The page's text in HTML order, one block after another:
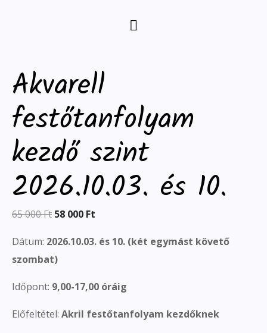
Akvarell
festőtanfolyam
kezdő szint
2026.10.03. és 10.
65 000Ft 58 000 Ft
Dátum: 2026.10.03. és 10. (két egymást követő
szombat)
Időpont: 9,00-17,00 óráig
Előfeltétel: Akril festőtanfolyam kezdőknek